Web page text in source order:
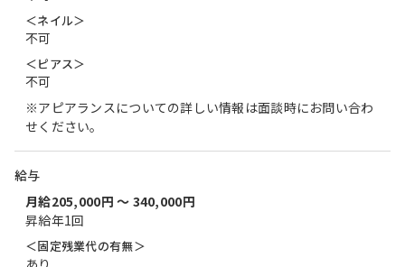
＜ネイル＞
不可
＜ピアス＞
不可
※アピアランスについての詳しい情報は面談時にお問い合わ
せください。
給与
月給205,000円 〜 340,000円
昇給年1回
＜固定残業代の有無＞